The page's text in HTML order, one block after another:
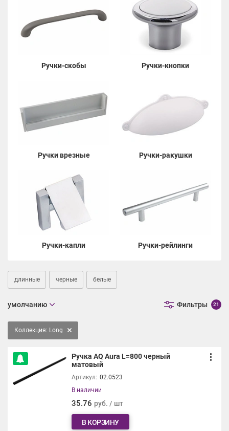
Ручки-скобы Ручки-кнопки
Ручки врезные Ручки-ракушки
Ручки-капли Ручки-рейлинги
длинные черные белые
умолчанию Фильтры 21
Коллекция: Long
Ручка AQ Aura L=800 черный
матовый
Артикул: 02.0523
В наличии
35.76 руб. / шт
В КОРЗИНУ